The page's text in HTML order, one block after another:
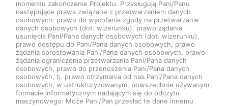
momentu zakończenie Projektu. Przysługują Pani/Panu
następujące prawa związane z przetwarzaniem danych
osobowych: prawo do wycofania zgody na przetwarzanie
danych osobowych (dot. wizerunku), prawo żądania
usunięcia Pani/Pana danych osobowych (dot. wizerunku),
prawo dostępu do Pani/Pana danych osobowych, prawo
żądania sprostowania Pani/Pana danych osobowych, prawo
żądania ograniczenia przetwarzania Pani/Pana danych
osobowych, prawo do przenoszenia Pani/Pana danych
osobowych, tj. prawo otrzymania od nas Pani/Pana danych
osobowych, w ustrukturyzowanym, powszechnie używanym
formacie informatycznym nadającym się do odczytu
maszynowego. Może Pani/Pan przesłać te dane innemu